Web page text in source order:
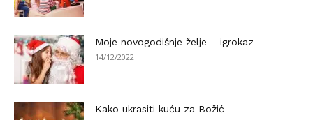
Moje novogodišnje želje – igrokaz
14/12/2022
Kako ukrasiti kuću za Božić